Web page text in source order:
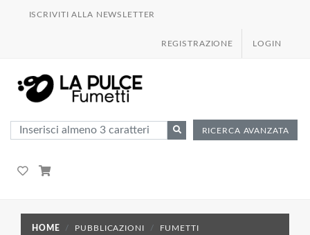
ISCRIVITI ALLA NEWSLETTER
REGISTRAZIONE LOGIN
RICERCA AVANZATA
HOME PUBBLICAZIONI FUMETTI